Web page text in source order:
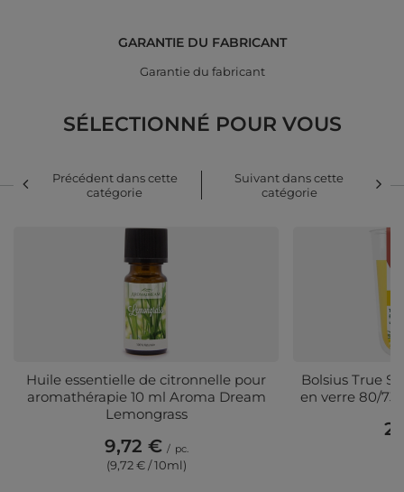
GARANTIE DU FABRICANT
Garantie du fabricant
SÉLECTIONNÉ POUR VOUS
Précédent dans cette
catégorie
Suivant dans cette
catégorie
Huile essentielle de citronnelle pour
aromathérapie 10 ml Aroma Dream
Lemongrass
9,72 € / pc.
(9,72 € / 10ml)
Bolsius True
en verre 80/73